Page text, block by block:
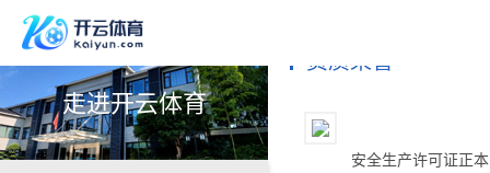
走进开云体育
资质荣誉
安全生产许可证正本